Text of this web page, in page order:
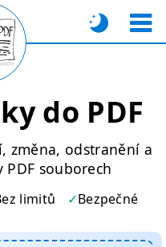
do PDF
změna, odstranění a
PDF souborech
limitů Bezpečné